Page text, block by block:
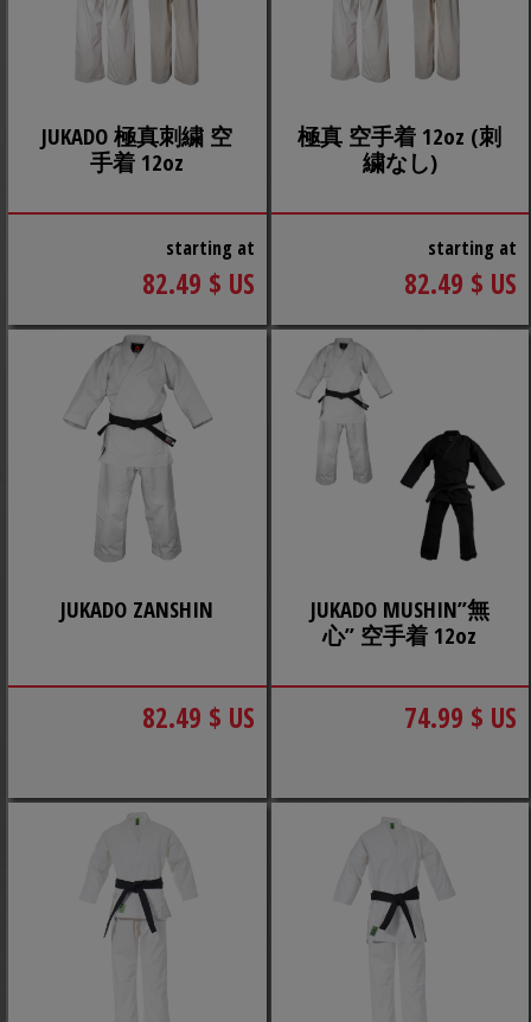
JUKADO 極真刺繍 空
手着 12oz
starting at
82.49 $ US
極真 空手着 12oz (刺
繍なし)
starting at
82.49 $ US
JUKADO ZANSHIN
82.49 $ US
JUKADO MUSHIN”無
心” 空手着 12oz
74.99 $ US